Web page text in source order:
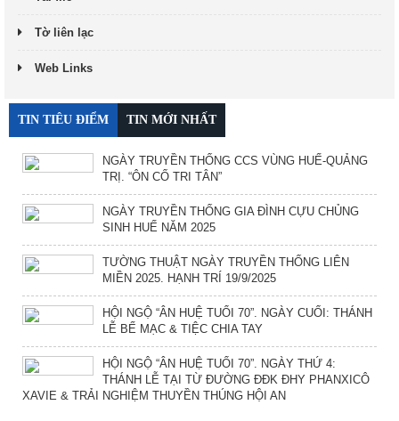
Tờ liên lạc
Web Links
TIN TIÊU ĐIỂM TIN MỚI NHẤT
NGÀY TRUYỀN THỐNG CCS VÙNG HUẾ-QUẢNG
TRỊ. “ÔN CỐ TRI TÂN”
NGÀY TRUYỀN THỐNG GIA ĐÌNH CỰU CHỦNG
SINH HUẾ NĂM 2025
TƯỜNG THUẬT NGÀY TRUYỀN THỐNG LIÊN
MIỀN 2025. HẠNH TRÍ 19/9/2025
HỘI NGỘ “ÂN HUỆ TUỔI 70”. NGÀY CUỐI: THÁNH
LỄ BẾ MẠC & TIỆC CHIA TAY
HỘI NGỘ “ÂN HUỆ TUỔI 70”. NGÀY THỨ 4:
THÁNH LỄ TẠI TỪ ĐƯỜNG ĐĐK ĐHY PHANXICÔ
XAVIE & TRẢI NGHIỆM THUYỀN THÚNG HỘI AN